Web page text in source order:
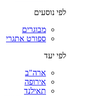
לפי נוסעים
מבוגרים
ספורט אתגרי
לפי יעד
ארה"ב
אירופה
תאילנד